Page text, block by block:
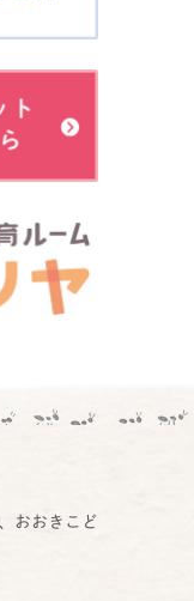
おおきこど